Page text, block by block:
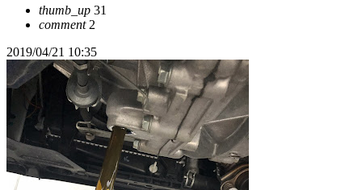
thumb_up 31
comment2
2019/04/21 10:35